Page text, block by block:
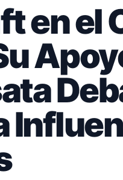
en el